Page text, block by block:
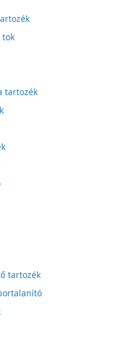
tok
tartozék
tartozék